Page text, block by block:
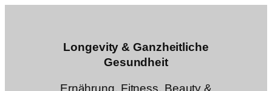
Longevity & Ganzheitliche
Gesundheit
Ernährung, Fitness, Beauty &